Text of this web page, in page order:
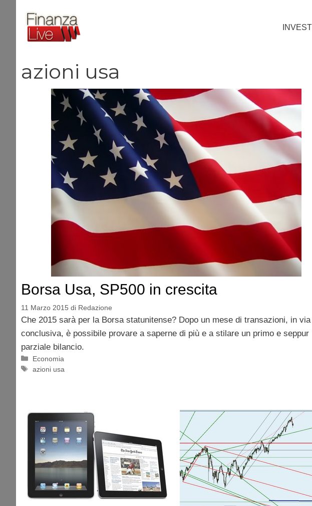
contenuto
azioni usa
Borsa Usa, SP500 in crescita
11 Marzo 2015 di Redazione
Che 2015 sarà per la Borsa statunitense? Dopo un mese di transazioni, in via
conclusiva, è possibile provare a saperne di più e a stilare un primo e seppur
parziale bilancio.
Categorie
Economia
Tag
azioni usa